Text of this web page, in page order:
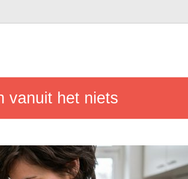
vanuit het niets